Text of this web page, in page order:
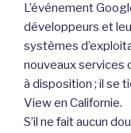
L’événement
développeurs et
systèmes
nouveaux services
à disposition ; il se
View en Californie.
S’il ne fait aucun